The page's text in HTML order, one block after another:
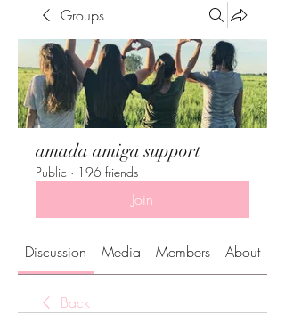
Groups
amada amiga support
Public · 196 friends
Join
Discussion Media Members About
Back